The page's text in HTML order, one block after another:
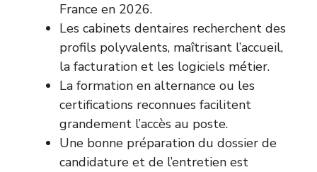
France en 2026.
Les cabinets dentaires recherchent des
profils polyvalents, maîtrisant l’accueil,
la facturation et les logiciels métier.
La formation en alternance ou les
certifications reconnues facilitent
grandement l’accès au poste.
Une bonne préparation du dossier de
candidature et de l’entretien est